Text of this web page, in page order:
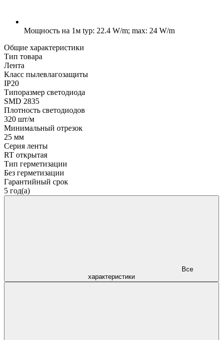
Мощность на 1м typ: 22.4 W/m; max: 24 W/m
Общие характеристики
Тип товара
Лента
Класс пылевлагозащиты
IP20
Типоразмер светодиода
SMD 2835
Плотность светодиодов
320 шт/м
Минимальный отрезок
25 мм
Серия ленты
RT открытая
Тип герметизации
Без герметизации
Гарантийный срок
5 год(а)
характеристики